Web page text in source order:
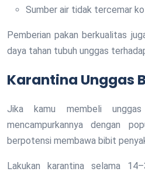
Sumber air tidak tercemar
Pemberian pakan berkualitas
daya tahan tubuh unggas
Karantina Unggas
Jika kamu membeli
mencampurkannya dengan
berpotensi membawa bibit
Lakukan karantina selama